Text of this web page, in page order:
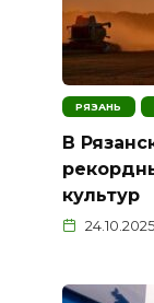
РЯЗАНЬ
В
культур
24.10.2025